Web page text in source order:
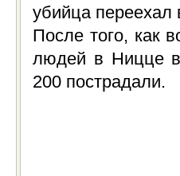
убийца переехал
После того, как
людей в Ницце в
200 пострадали.